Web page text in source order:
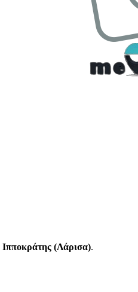
Ιπποκράτης (Λάρισα).